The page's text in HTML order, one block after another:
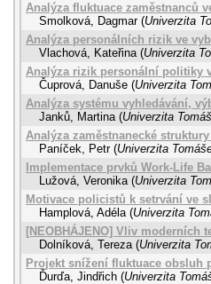
Analýza fluktuace zaměstnanců
Smolková, Dagmar (Univerzita
Analýza personálních rizik ve
Vlachová, Kateřina (Univerzita
Analýza rizik personální politiky
Čuprová, Danuše (Univerzita
Analýza systému vyhledávání,
Janků, Martina (Univerzita
Analýza zaměstnanecké
Paníček, Petr (Univerzita
Implementace prvků Work-Life
Lužová, Veronika (Univerzita
Motivace policistů k setrvání ve
Hamplová, Adéla (Univerzita
[NEOBHÁJENO] Vliv
Dolníková, Tereza (Univerzita
Projekt snížení fluktuace obsluh
Ďurďa, Jindřich (Univerzita